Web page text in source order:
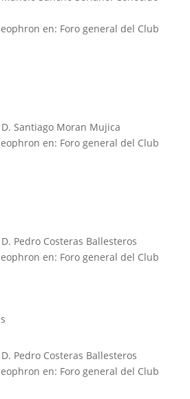
en: Foro general del Club
Santiago Moran Mujica
en: Foro general del Club
Pedro Costeras Ballesteros
en: Foro general del Club
Pedro Costeras Ballesteros
en: Foro general del Club